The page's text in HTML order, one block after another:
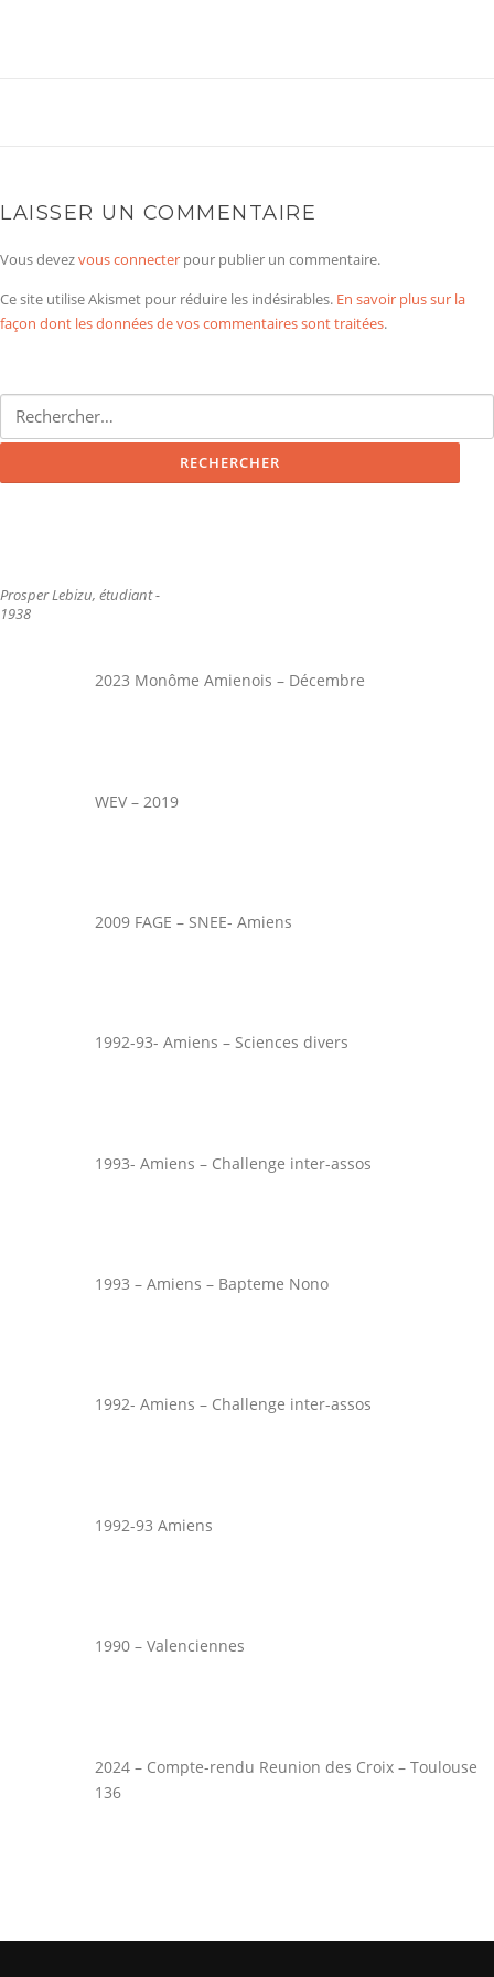
LAISSER UN COMMENTAIRE
Vous devezvous connecter pour publier un commentaire.
Ce site utilise Akismet pour réduire les indésirables. En savoir plus sur la
façon dont les données de vos commentaires sont traitées.
Rechercher :
Prosper Lebizu, étudiant -
1938
2023 Monôme Amienois – Décembre
WEV – 2019
2009 FAGE – SNEE- Amiens
1992-93- Amiens – Sciences divers
1993- Amiens – Challenge inter-assos
1993 – Amiens – Bapteme Nono
1992- Amiens – Challenge inter-assos
1992-93 Amiens
1990 – Valenciennes
2024 – Compte-rendu Reunion des Croix – Toulouse
136